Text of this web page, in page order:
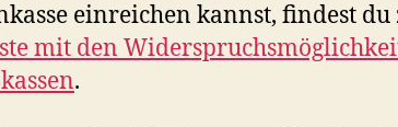
einreichen kannst, findest du
mit den
.